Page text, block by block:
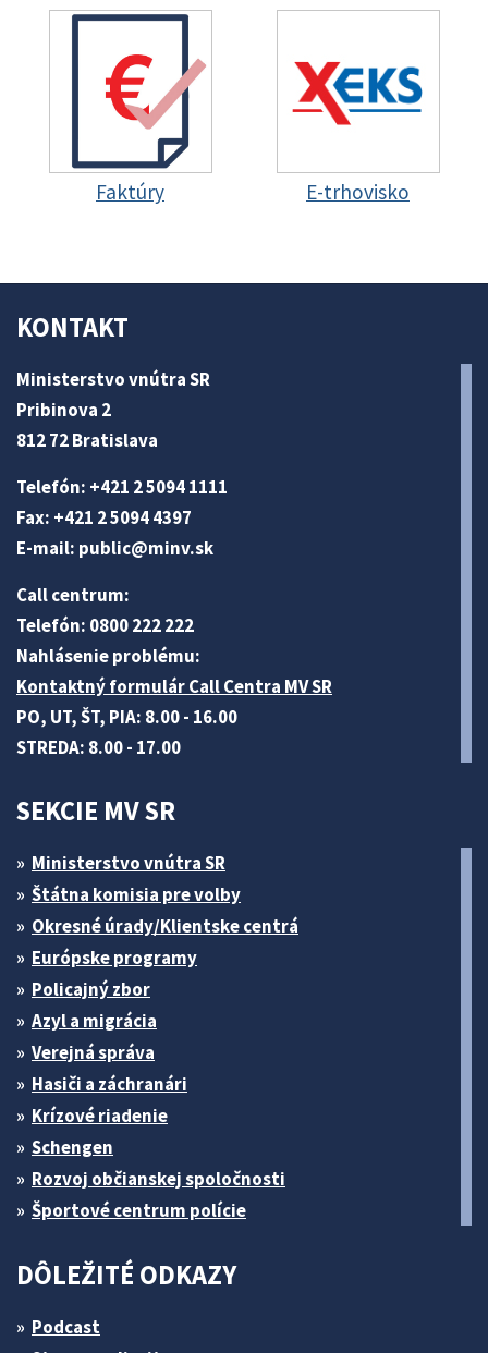
Faktúry E-trhovisko
KONTAKT
Ministerstvo vnútra SR
Pribinova 2
812 72 Bratislava
Telefón: +421 2 5094 1111
Fax: +421 2 5094 4397
E-mail: public@minv.sk
Call centrum:
Telefón: 0800 222 222
Nahlásenie problému:
Kontaktný formulár Call Centra MV SR
PO, UT, ŠT, PIA: 8.00 - 16.00
STREDA: 8.00 - 17.00
SEKCIE MV SR
Ministerstvo vnútra SR
Štátna komisia pre volby
Okresné úrady/Klientske centrá
Európske programy
Policajný zbor
Azyl a migrácia
Verejná správa
Hasiči a záchranári
Krízové riadenie
Schengen
Rozvoj občianskej spoločnosti
Športové centrum polície
DÔLEŽITÉ ODKAZY
Podcast